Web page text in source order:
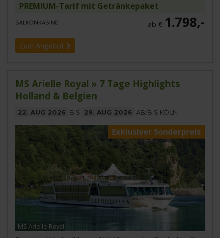
PREMIUM-Tarif mit Getränkepaket
BALKONKABINE ab € 1.798,-
Zum Angebot
MS Arielle Royal » 7 Tage Highlights
Holland & Belgien
22. AUG 2026 BIS 29. AUG 2026 AB/BIS KÖLN
Exklusiver Sonderpreis
MS Arielle Royal